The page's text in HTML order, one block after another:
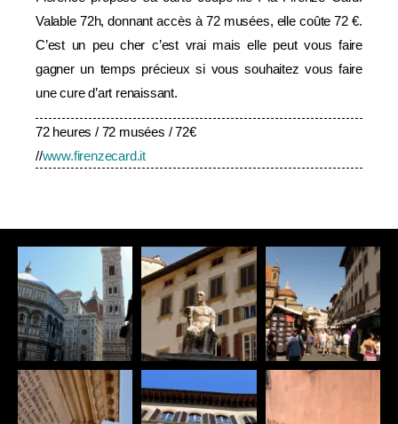
Valable 72h, donnant accès à 72 musées, elle coûte 72 €.
C’est un peu cher c’est vrai mais elle peut vous faire
gagner un temps précieux si vous souhaitez vous faire
une cure d’art renaissant.
72 heures / 72 musées / 72€
//www.firenzecard.it